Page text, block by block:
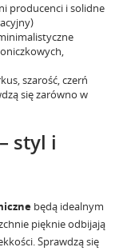
producenci i solidne
szarość, czerń
się zarówno w
styl i
będą idealnym
pięknie odbijają
Sprawdzą się